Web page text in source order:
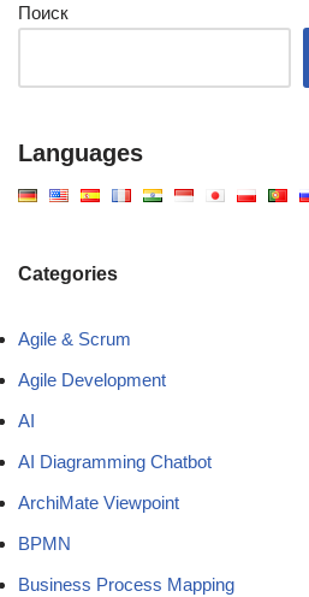
Поиск
Languages
Categories
Agile & Scrum
Agile Development
AI
AI Diagramming Chatbot
ArchiMate Viewpoint
BPMN
Business Process Mapping